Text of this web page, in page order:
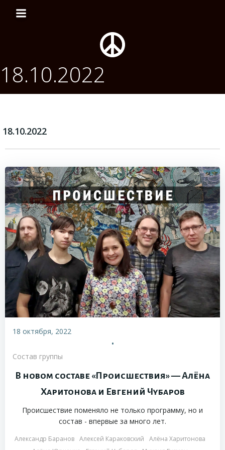
содержимому
18.10.2022
18.10.2022
18 октября, 2022
•
Состав группы
В новом составе «Происшествия» — Алёна
Харитонова и Евгений Чубаров
Происшествие поменяло не только программу, но и
состав - впервые за много лет.
Александр Баранов Алексей Караковский
Алёна Харитонова